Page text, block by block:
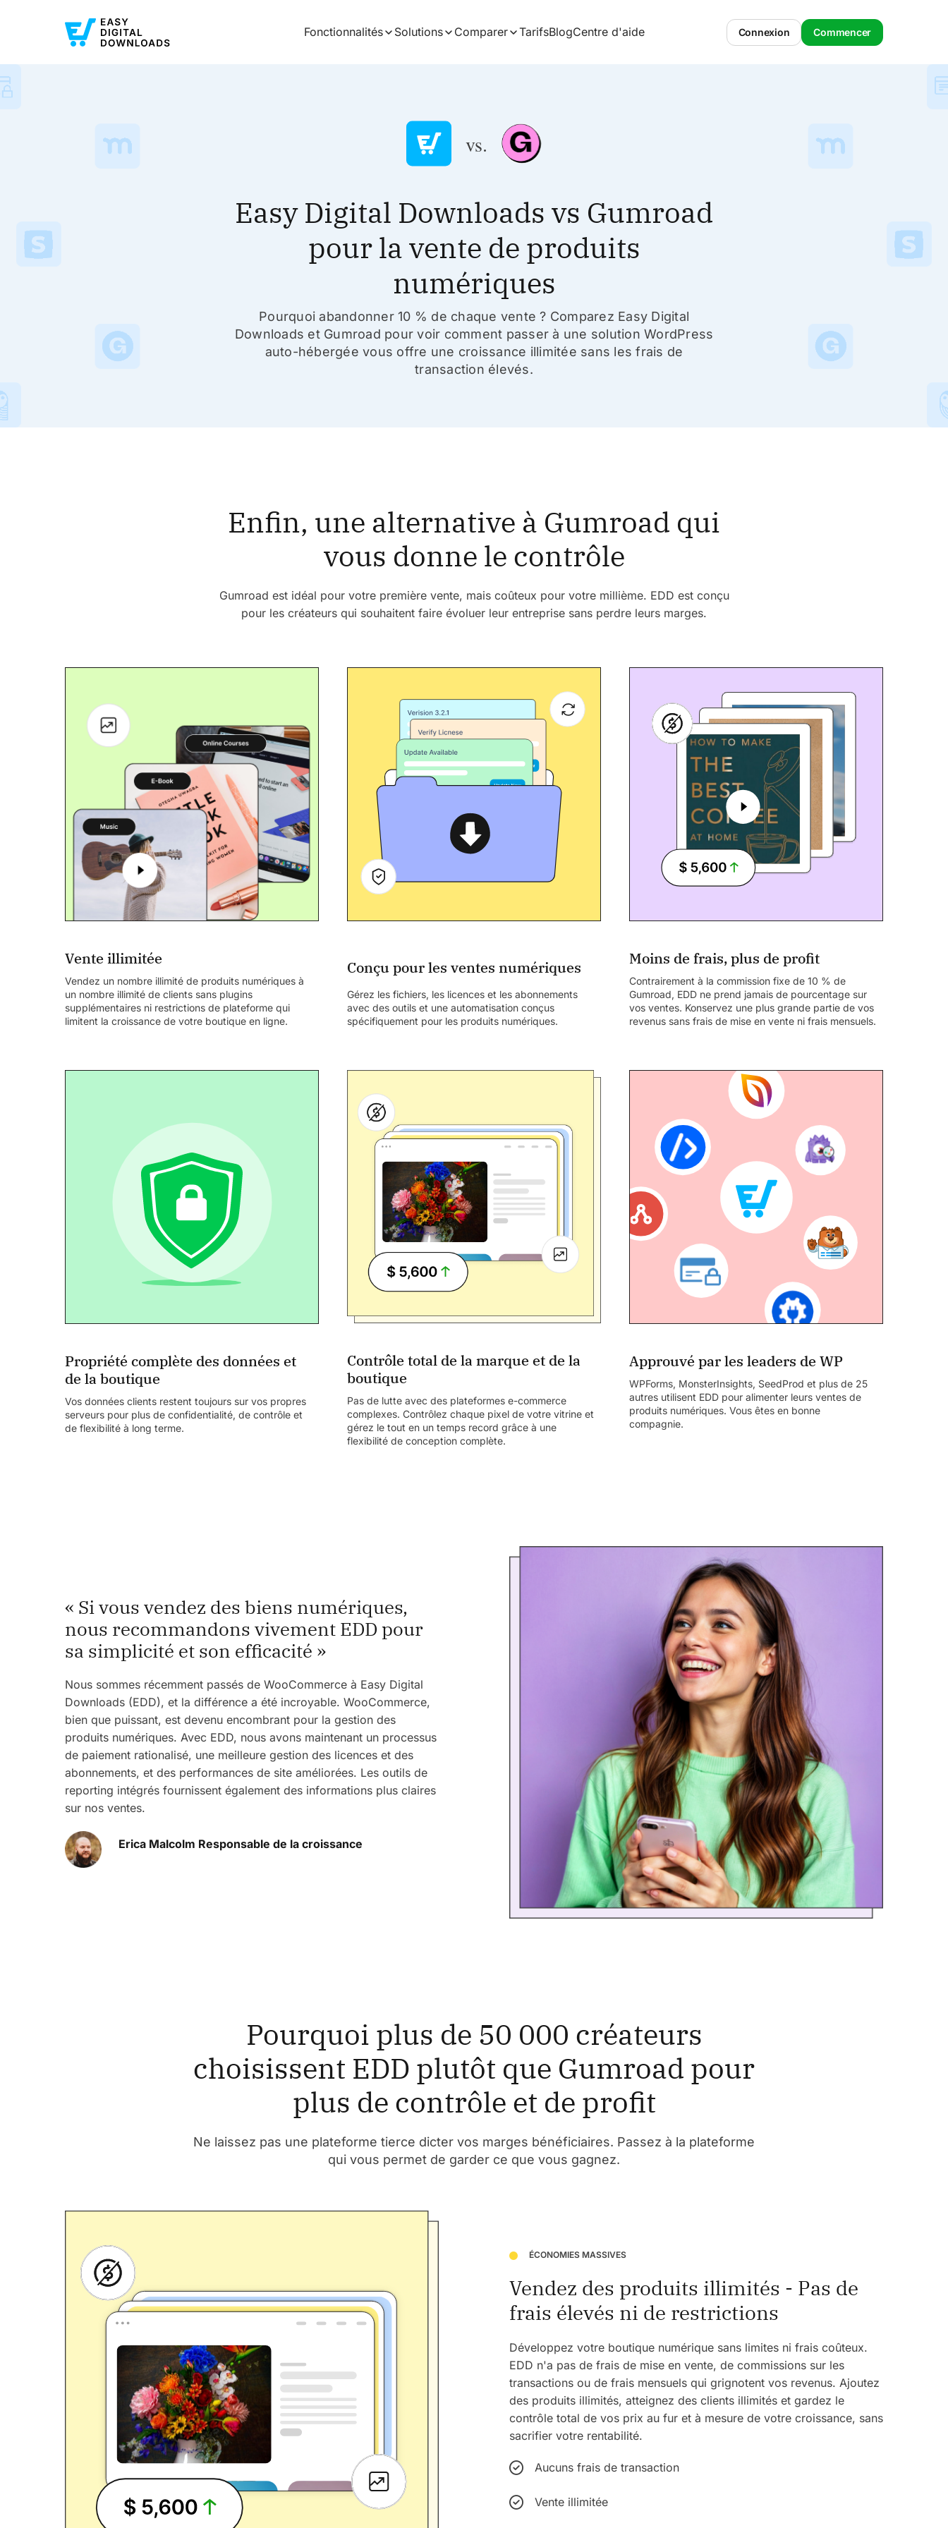
Fonctionnalités Solutions Comparer TarifsBlogCentre d'aide Connexion Commencer
vs.
Easy Digital Downloads vs Gumroad
pour la vente de produits
numériques
Pourquoi abandonner 10 % de chaque vente ? Comparez Easy Digital
Downloads et Gumroad pour voir comment passer à une solution WordPress
auto-hébergée vous offre une croissance illimitée sans les frais de
transaction élevés.
Enfin, une alternative à Gumroad qui
vous donne le contrôle
Gumroad est idéal pour votre première vente, mais coûteux pour votre millième. EDD est conçu
pour les créateurs qui souhaitent faire évoluer leur entreprise sans perdre leurs marges.
Vente illimitée
Vendez un nombre illimité de produits numériques à
un nombre illimité de clients sans plugins
supplémentaires ni restrictions de plateforme qui
limitent la croissance de votre boutique en ligne.
Conçu pour les ventes numériques
Gérez les fichiers, les licences et les abonnements
avec des outils et une automatisation conçus
spécifiquement pour les produits numériques.
Moins de frais, plus de profit
Contrairement à la commission fixe de 10 % de
Gumroad, EDD ne prend jamais de pourcentage sur
vos ventes. Konservez une plus grande partie de vos
revenus sans frais de mise en vente ni frais mensuels.
Propriété complète des données et
de la boutique
Vos données clients restent toujours sur vos propres
serveurs pour plus de confidentialité, de contrôle et
de flexibilité à long terme.
Contrôle total de la marque et de la
boutique
Pas de lutte avec des plateformes e-commerce
complexes. Contrôlez chaque pixel de votre vitrine et
gérez le tout en un temps record grâce à une
flexibilité de conception complète.
Approuvé par les leaders de WP
WPForms, MonsterInsights, SeedProd et plus de 25
autres utilisent EDD pour alimenter leurs ventes de
produits numériques. Vous êtes en bonne
compagnie.
« Si vous vendez des biens numériques,
nous recommandons vivement EDD pour
sa simplicité et son efficacité »
Nous sommes récemment passés de WooCommerce à Easy Digital
Downloads (EDD), et la différence a été incroyable. WooCommerce,
bien que puissant, est devenu encombrant pour la gestion des
produits numériques. Avec EDD, nous avons maintenant un processus
de paiement rationalisé, une meilleure gestion des licences et des
abonnements, et des performances de site améliorées. Les outils de
reporting intégrés fournissent également des informations plus claires
sur nos ventes.
Erica Malcolm Responsable de la croissance
Pourquoi plus de 50 000 créateurs
choisissent EDD plutôt que Gumroad pour
plus de contrôle et de profit
Ne laissez pas une plateforme tierce dicter vos marges bénéficiaires. Passez à la plateforme
qui vous permet de garder ce que vous gagnez.
ÉCONOMIES MASSIVES
Vendez des produits illimités - Pas de
frais élevés ni de restrictions
Développez votre boutique numérique sans limites ni frais coûteux.
EDD n'a pas de frais de mise en vente, de commissions sur les
transactions ou de frais mensuels qui grignotent vos revenus. Ajoutez
des produits illimités, atteignez des clients illimités et gardez le
contrôle total de vos prix au fur et à mesure de votre croissance, sans
sacrifier votre rentabilité.
Aucuns frais de transaction
Vente illimitée